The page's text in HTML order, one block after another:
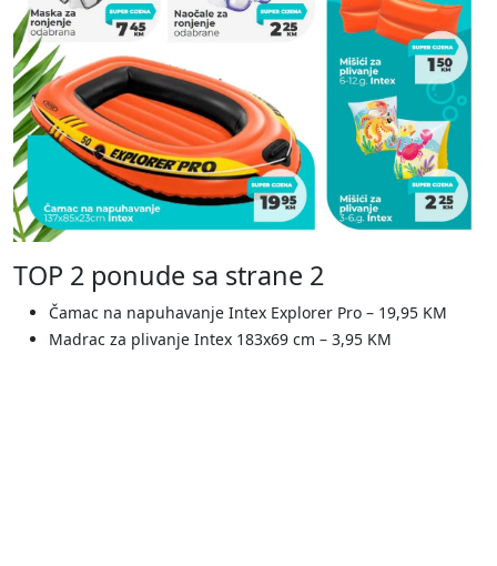
TOP 2 ponude sa strane 2
Čamac na napuhavanje Intex Explorer Pro – 19,95 KM
Madrac za plivanje Intex 183x69 cm – 3,95 KM